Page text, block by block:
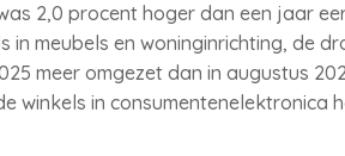
2,0 procent hoger dan een jaar
meubels en woninginrichting, de
meer omgezet dan in augustus
winkels in consumentenelektronica